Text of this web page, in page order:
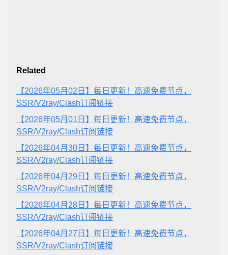
Related
【2026年05月02日】每日更新！高速免费节点，
SSR/V2ray/Clash订阅链接
【2026年05月01日】每日更新！高速免费节点，
SSR/V2ray/Clash订阅链接
【2026年04月30日】每日更新！高速免费节点，
SSR/V2ray/Clash订阅链接
【2026年04月29日】每日更新！高速免费节点，
SSR/V2ray/Clash订阅链接
【2026年04月28日】每日更新！高速免费节点，
SSR/V2ray/Clash订阅链接
【2026年04月27日】每日更新！高速免费节点，
SSR/V2ray/Clash订阅链接